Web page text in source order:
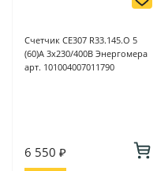
Счетчик CE307 R33.145.О 5
(60)А 3x230/400В Энергомера
арт. 101004007011790
6 550 ₽